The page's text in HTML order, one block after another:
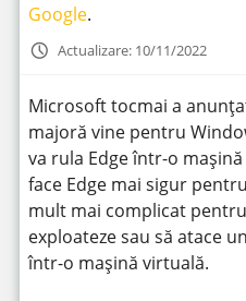
Google.
Actualizare: 10/11/2022
Microsoft tocmai a
majoră vine pentru
va rula Edge într-o
face Edge mai sigur
mult mai complicat
exploateze sau să atace
într-o mașină virtuală.